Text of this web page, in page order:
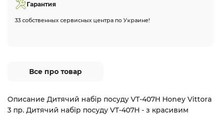
Гарантия
33 собственных сервисных центра по Украине!
Все про товар
Описание Дитячий набір посуду VT-407H Honey Vittora
3 пр. Дитячий набір посуду VT-407H - з красивим